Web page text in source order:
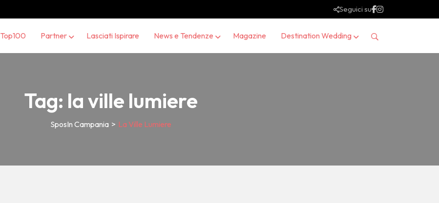
Seguici su
Top100 Partner Lasciati Ispirare News e Tendenze Magazine Destination Wedding
Tag: la ville lumiere
SposIn Campania > La Ville Lumiere